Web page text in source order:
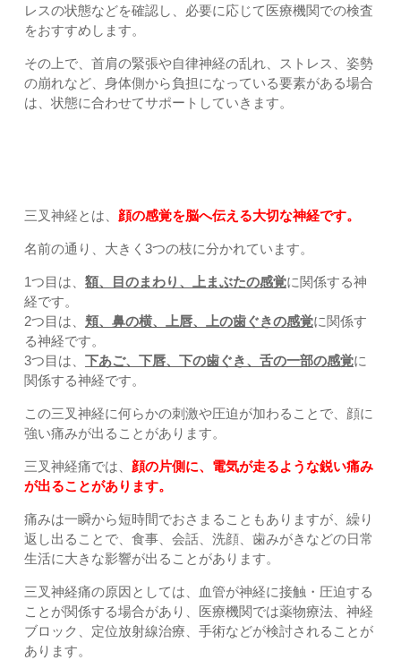
レスの状態などを確認し、必要に応じて医療機関での検査
をおすすめします。
その上で、首肩の緊張や自律神経の乱れ、ストレス、姿勢
の崩れなど、身体側から負担になっている要素がある場合
は、状態に合わせてサポートしていきます。
三叉神経とは、 顔の感覚を脳へ伝える大切な神経です。
名前の通り、大きく3つの枝に分かれています。
1つ目は、 額、目のまわり、上まぶたの感覚に関係する神
経です。
2つ目は、 頬、鼻の横、上唇、上の歯ぐきの感覚に関係す
る神経です。
3つ目は、 下あご、下唇、下の歯ぐき、舌の一部の感覚に
関係する神経です。
この三叉神経に何らかの刺激や圧迫が加わることで、顔に
強い痛みが出ることがあります。
三叉神経痛では、 顔の片側に、電気が走るような鋭い痛み
が出ることがあります。
痛みは一瞬から短時間でおさまることもありますが、繰り
返し出ることで、食事、会話、洗顔、歯みがきなどの日常
生活に大きな影響が出ることがあります。
三叉神経痛の原因としては、血管が神経に接触・圧迫する
ことが関係する場合があり、医療機関では薬物療法、神経
ブロック、定位放射線治療、手術などが検討されることが
あります。